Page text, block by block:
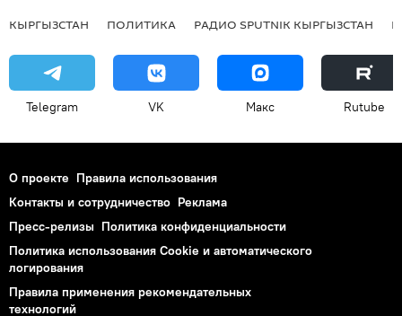
КЫРГЫЗСТАН ПОЛИТИКА РАДИО SPUTNIK КЫРГЫЗСТАН
Telegram VK Макс Rutube
О проекте Правила использования
Контакты и сотрудничество Реклама
Пресс-релизы Политика конфиденциальности
Политика использования Cookie и автоматического
логирования
Правила применения рекомендательных
технологий